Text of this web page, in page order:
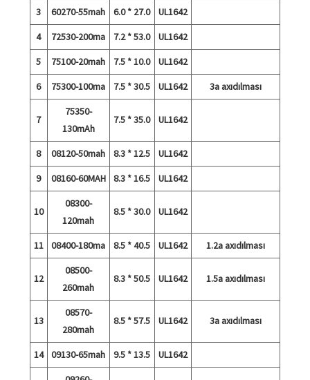
3
60270-55mah 6.0 * 27.0
UL1642
4
72530-200ma 7.2 * 53.0
UL1642
5
75100-20mah 7.5 * 10.0
UL1642
6
75300-100ma 7.5 * 30.5 UL1642 3a axıdılması
7
75350-
130mAh
7.5 * 35.0 UL1642
8 08120-50mah 8.3 * 12.5
UL1642
9
08160-60MAH 8.3 * 16.5 UL1642
10
08300-
120mah
8.5 * 30.0 UL1642
11 08400-180ma 8.5 * 40.5 UL1642 1.2a axıdılması
12
08500-
260mah
8.3 * 50.5 UL1642 1.5a axıdılması
13
08570-
280mah
8.5 * 57.5 UL1642 3a axıdılması
14 09130-65mah 9.5 * 13.5
UL1642